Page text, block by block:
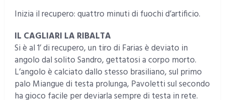
Inizia il recupero: quattro minuti di fuochi d’artificio.
IL CAGLIARI LA RIBALTA
Si è al 1’ di recupero, un tiro di Farias è deviato in
angolo dal solito Sandro, gettatosi a corpo morto.
L’angolo è calciato dallo stesso brasiliano, sul primo
palo Miangue di testa prolunga, Pavoletti sul secondo
ha gioco facile per deviarla sempre di testa in rete.